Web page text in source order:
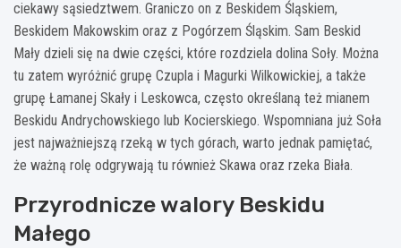
ciekawy sąsiedztwem. Graniczo on z Beskidem Śląskiem,
Beskidem Makowskim oraz z Pogórzem Śląskim. Sam Beskid
Mały dzieli się na dwie części, które rozdziela dolina Soły. Można
tu zatem wyróżnić grupę Czupla i Magurki Wilkowickiej, a także
grupę Łamanej Skały i Leskowca, często określaną też mianem
Beskidu Andrychowskiego lub Kocierskiego. Wspomniana już Soła
jest najważniejszą rzeką w tych górach, warto jednak pamiętać,
że ważną rolę odgrywają tu również Skawa oraz rzeka Biała.
Przyrodnicze walory Beskidu
Małego